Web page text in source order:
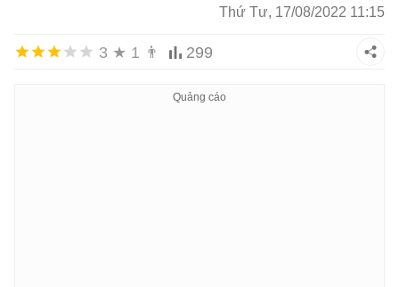
Thứ Tư, 17/08/2022 11:15
3 ★ 1 👨 299